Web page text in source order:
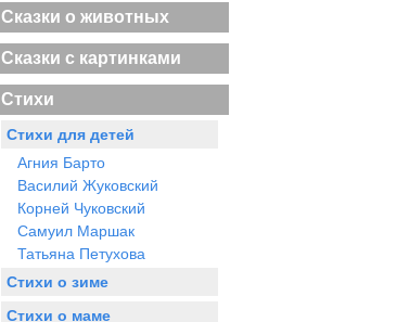
Сказки о животных
Сказки с картинками
Стихи
Стихи для детей
Агния Барто
Василий Жуковский
Корней Чуковский
Самуил Маршак
Татьяна Петухова
Стихи о зиме
Стихи о маме